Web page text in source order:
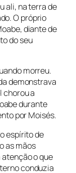
ali, na terra de
O próprio
diante de
do seu
morreu.
demonstrava
chorou a
durante
por Moisés.
espírito de
as mãos
atenção o que
conduzia